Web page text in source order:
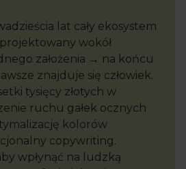
lat cały ekosystem
wokół
założenia → na końcu
znajduje się człowiek.
tysięcy złotych w
ruchu gałek ocznych
kolorów
copywriting.
wpłynąć na ludzką